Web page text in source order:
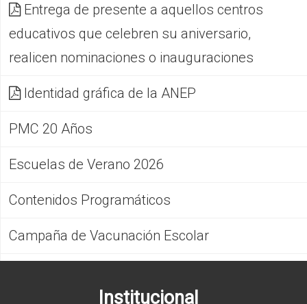
Entrega de presente a aquellos centros
educativos que celebren su aniversario,
realicen nominaciones o inauguraciones
Identidad gráfica de la ANEP
PMC 20 Años
Escuelas de Verano 2026
Contenidos Programáticos
Campaña de Vacunación Escolar
Institucional